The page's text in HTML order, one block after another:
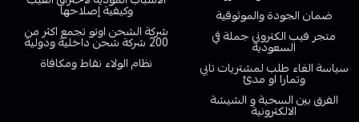
ضمان الجودة والموثوقية
متجر فيب الكتروني جملة في
السعودية
سياسة الغاء طلب لمشتريات تابي
وتمارا او مدئ
الفرق بين السحبة و الشيشة
الالكترونية
وكيفية إصلاحها
شركة الشحن اوتو تجمع اكثر من
200 شركة شحن داخلية ودولية
نظام الولاء نقاط ومكافاة